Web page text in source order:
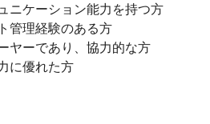
ニケーション能力を持つ方
管理経験のある方
ヤーであり、協力的な方
に優れた方